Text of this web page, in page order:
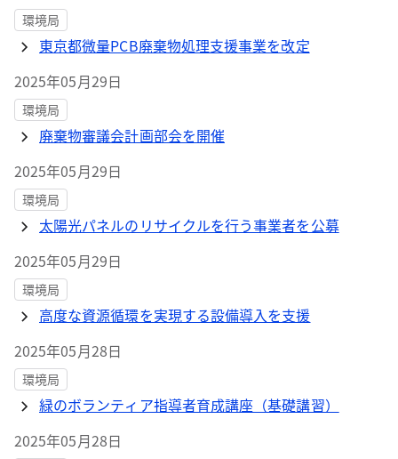
環境局
東京都微量PCB廃棄物処理支援事業を改定
2025年05月29日
環境局
廃棄物審議会計画部会を開催
2025年05月29日
環境局
太陽光パネルのリサイクルを行う事業者を公募
2025年05月29日
環境局
高度な資源循環を実現する設備導入を支援
2025年05月28日
環境局
緑のボランティア指導者育成講座（基礎講習）
2025年05月28日